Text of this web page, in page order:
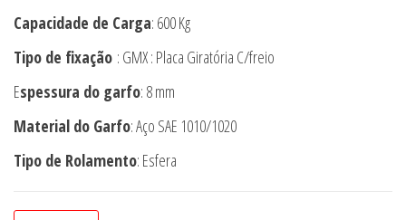
Capacidade de Carga: 600 Kg
Tipo de fixação : GMX : Placa Giratória C/freio
Espessura do garfo: 8 mm
Material do Garfo: Aço SAE 1010/1020
Tipo de Rolamento: Esfera